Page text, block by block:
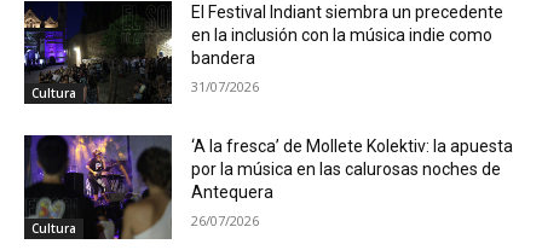
Cultura
El Festival Indiant siembra un precedente
en la inclusión con la música indie como
bandera
31/07/2026
Cultura
‘A la fresca’ de Mollete Kolektiv: la apuesta
por la música en las calurosas noches de
Antequera
26/07/2026